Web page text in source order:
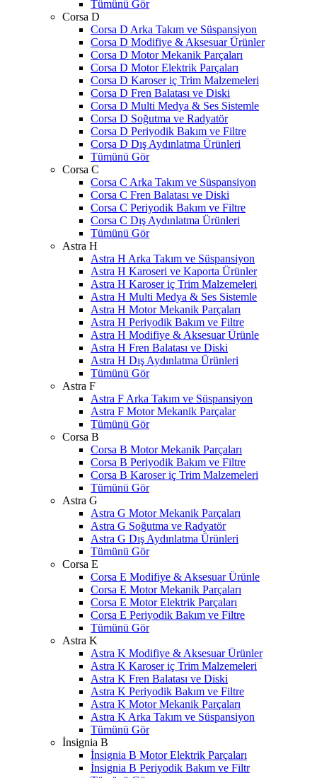
Tümünü Gör
Corsa D
Corsa D Arka Takım ve Süspansiyon
Corsa D Modifiye & Aksesuar Ürünler
Corsa D Motor Mekanik Parçaları
Corsa D Motor Elektrik Parçaları
Corsa D Karoser iç Trim Malzemeleri
Corsa D Fren Balatası ve Diski
Corsa D Multi Medya & Ses Sistemle
Corsa D Soğutma ve Radyatör
Corsa D Periyodik Bakım ve Filtre
Corsa D Dış Aydınlatma Ürünleri
Tümünü Gör
Corsa C
Corsa C Arka Takım ve Süspansiyon
Corsa C Fren Balatası ve Diski
Corsa C Periyodik Bakım ve Filtre
Corsa C Dış Aydınlatma Ürünleri
Tümünü Gör
Astra H
Astra H Arka Takım ve Süspansiyon
Astra H Karoseri ve Kaporta Ürünler
Astra H Karoser iç Trim Malzemeleri
Astra H Multi Medya & Ses Sistemle
Astra H Motor Mekanik Parçaları
Astra H Periyodik Bakım ve Filtre
Astra H Modifiye & Aksesuar Ürünle
Astra H Fren Balatası ve Diski
Astra H Dış Aydınlatma Ürünleri
Tümünü Gör
Astra F
Astra F Arka Takım ve Süspansiyon
Astra F Motor Mekanik Parçalar
Tümünü Gör
Corsa B
Corsa B Motor Mekanik Parçaları
Corsa B Periyodik Bakım ve Filtre
Corsa B Karoser iç Trim Malzemeleri
Tümünü Gör
Astra G
Astra G Motor Mekanik Parçaları
Astra G Soğutma ve Radyatör
Astra G Dış Aydınlatma Ürünleri
Tümünü Gör
Corsa E
Corsa E Modifiye & Aksesuar Ürünle
Corsa E Motor Mekanik Parçaları
Corsa E Motor Elektrik Parçaları
Corsa E Periyodik Bakım ve Filtre
Tümünü Gör
Astra K
Astra K Modifiye & Aksesuar Ürünler
Astra K Karoser iç Trim Malzemeleri
Astra K Fren Balatası ve Diski
Astra K Periyodik Bakım ve Filtre
Astra K Motor Mekanik Parçaları
Astra K Arka Takım ve Süspansiyon
Tümünü Gör
İnsignia B
İnsignia B Motor Elektrik Parçaları
İnsignia B Periyodik Bakım ve Filtr